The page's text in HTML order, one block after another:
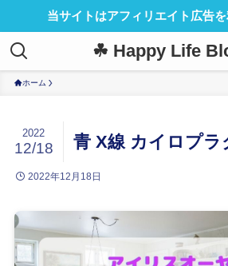
当サイトはアフィリエイト広告
☘ Happy Life
ホーム
青 X線 カイロプラ
2022
12/18
2022年12月18日